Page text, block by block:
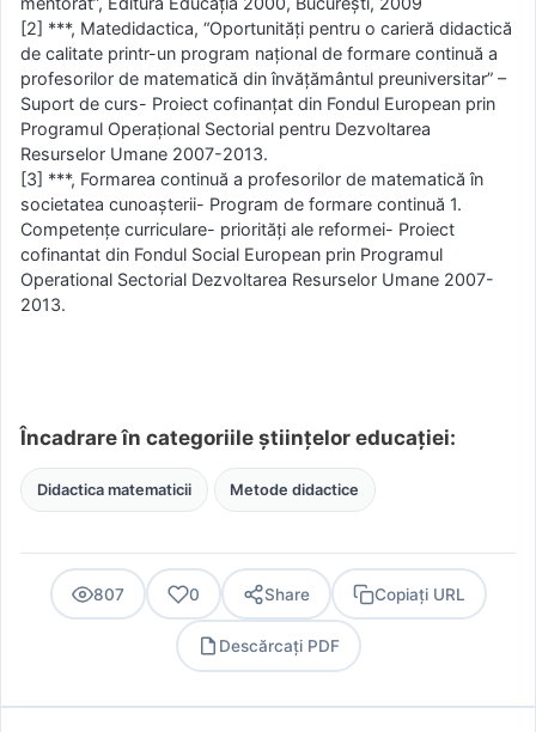
[2] ***, Matedidactica, “Oportunități pentru o carieră didactică
de calitate printr-un program național de formare continuă a
profesorilor de matematică din învățământul preuniversitar” –
Suport de curs- Proiect cofinanțat din Fondul European prin
Programul Operațional Sectorial pentru Dezvoltarea
Resurselor Umane 2007-2013.
[3] ***, Formarea continuă a profesorilor de matematică în
societatea cunoașterii- Program de formare continuă 1.
Competențe curriculare- priorități ale reformei- Proiect
cofinantat din Fondul Social European prin Programul
Operational Sectorial Dezvoltarea Resurselor Umane 2007-
2013.
Încadrare în categoriile științelor educației:
Didactica matematicii Metode didactice
807 0 Share Copiați URL
Descărcați PDF